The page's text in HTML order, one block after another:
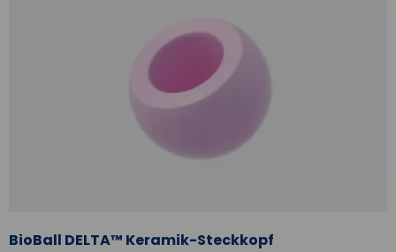
BioBall DELTA™ Keramik-Steckkopf